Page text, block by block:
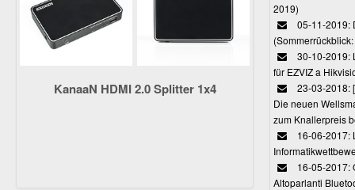
KanaaN HDMI 2.0 Splitter 1x4
2019)
05-11-2019:
30-10-2019:
für EZVIZ a
23-03-2018:
Die neuen
zum Knallerpreis
16-06-2017:
16-05-2017:
Altoparlanti